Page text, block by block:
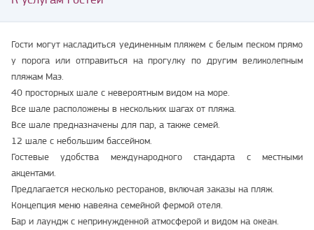
Гости могут насладиться уединенным пляжем с белым песком прямо
у порога или отправиться на прогулку по другим великолепным
пляжам Маэ.
40 просторных шале с невероятным видом на море.
Все шале расположены в нескольких шагах от пляжа.
Все шале предназначены для пар, а также семей.
12 шале с небольшим бассейном.
Гостевые удобства международного стандарта с местными
акцентами.
Предлагается несколько ресторанов, включая заказы на пляж.
Концепция меню навеяна семейной фермой отеля.
Бар и лаундж с непринужденной атмосферой и видом на океан.